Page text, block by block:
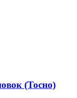
(Тосно)